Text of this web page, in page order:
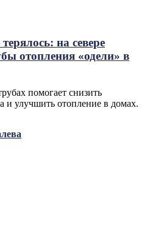
на севере
отопления «одели» в
помогает снизить
и улучшить отопление в домах.